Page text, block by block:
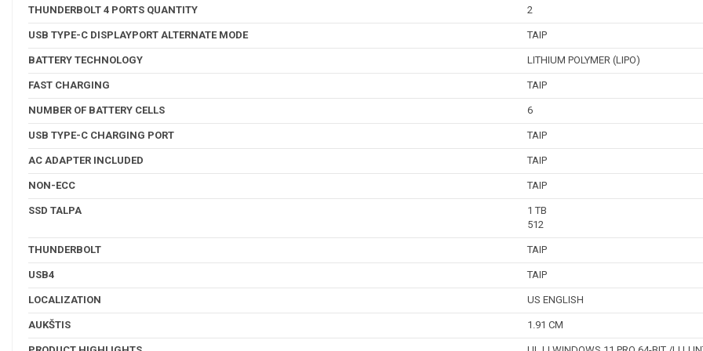
THUNDERBOLT 4 PORTS QUANTITY 2
USB TYPE-C DISPLAYPORT ALTERNATE MODE TAIP
BATTERY TECHNOLOGY LITHIUM POLYMER (LIPO)
FAST CHARGING TAIP
NUMBER OF BATTERY CELLS 6
USB TYPE-C CHARGING PORT TAIP
AC ADAPTER INCLUDED TAIP
NON-ECC TAIP
SSD TALPA
1 TB
512
THUNDERBOLT TAIP
USB4 TAIP
LOCALIZATION US ENGLISH
AUKŠTIS 1.91 CM